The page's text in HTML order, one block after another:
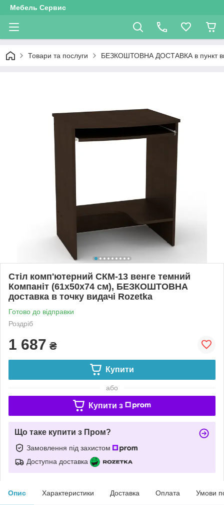
Мебель Сервис
Товари та послуги БЕЗКОШТОВНА ДОСТАВКА в пункт
Стіл комп'ютерний СКМ-13 венге темний
Компаніт (61х50х74 см), БЕЗКОШТОВНА
доставка в точку видачі Rozetka
Готово до відправки
Роздріб
1 687 ₴
Купити
або
Купити з
Що таке купити з Пром?
Замовлення під захистом
Доступна доставка
Опис Характеристики Доставка Оплата Умови